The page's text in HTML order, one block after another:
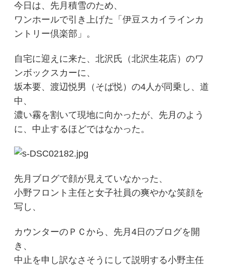
今日は、先月積雪のため、
ワンホールで引き上げた「伊豆スカイラインカ
ントリー倶楽部」。
自宅に迎えに来た、北沢氏（北沢生花店）のワ
ンボックスカーに、
坂本要、渡辺悦男（そば悦）の4人が同乗し、道
中、
濃い霧を割いて現地に向かったが、先月のよう
に、中止するほどではなかった。
先月ブログで顔が見えていなかった、
小野フロント主任と女子社員の爽やかな笑顔を
写し、
カウンターのＰＣから、先月4日のブログを開
き、
中止を申し訳なさそうにして説明する小野主任